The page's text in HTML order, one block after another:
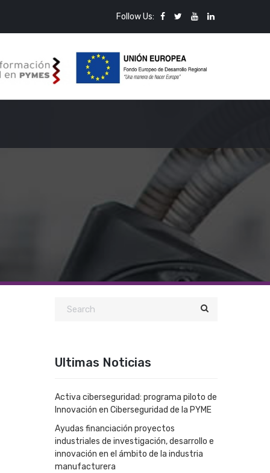
Follow Us:
Ultimas Noticias
Activa ciberseguridad: programa piloto de
Innovación en Ciberseguridad de la PYME
Ayudas financiación proyectos
industriales de investigación, desarrollo e
innovación en el ámbito de la industria
manufacturera